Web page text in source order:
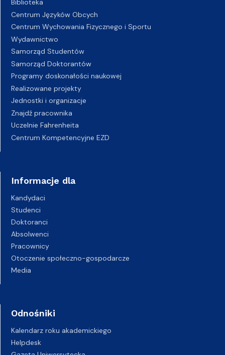
Biblioteka
Centrum Języków Obcych
Centrum Wychowania Fizycznego i Sportu
Wydawnictwo
Samorząd Studentów
Samorząd Doktorantów
Programy doskonałości naukowej
Realizowane projekty
Jednostki i organizacje
Znajdź pracownika
Uczelnie Fahrenheita
Centrum Kompetencyjne EZD
Informacje dla
Kandydaci
Studenci
Doktoranci
Absolwenci
Pracownicy
Otoczenie społeczno-gospodarcze
Media
Odnośniki
Kalendarz roku akademickiego
Helpdesk